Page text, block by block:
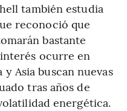
también estudia
reconoció que
bastante
ocurre en
Asia buscan nuevas
tras años de
energética.